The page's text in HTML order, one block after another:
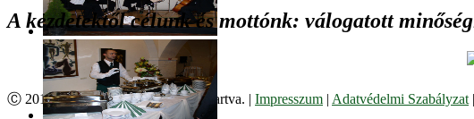
A kezdetektől célunk és mottónk: válogatott
Ⓒ 2017. Juzso Bt. Minden jog fenntartva. | Impresszum | Adatvédelmi Szabályzat |